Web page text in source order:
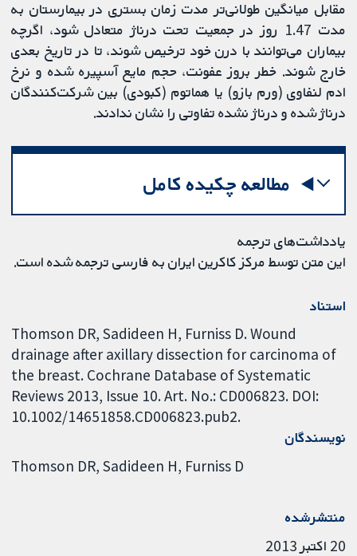
مقابل میانگین طولانی‌تر مدت زمان بستری در بیمارستان به
مدت 1.47 روز در جمعیت تحت درناژ متعادل شود، اگرچه
بیماران می‌توانند با درن خود ترخیص شوند، تا در تاریخ بعدی
خارج شوند. خطر بروز عفونت، حجم مایع آسپیره شده و نرخ
ادم لنفاوی (ورم بازو) یا هماتوم (کبودی) بین شرکت‏‌کنندگان
درناژ شده و درناژ نشده تفاوتی را نشان ندادند.
مطالعه چکیده کامل
یادداشت‌های ترجمه
این متن توسط مرکز کاکرین ایران به فارسی ترجمه شده است.
استناد
Thomson DR, Sadideen H, Furniss D. Wound
drainage after axillary dissection for carcinoma of
the breast. Cochrane Database of Systematic
Reviews 2013, Issue 10. Art. No.: CD006823. DOI:
10.1002/14651858.CD006823.pub2.
نویسندگان
Thomson DR Sadideen H Furniss D
منتشرشده
20 اکتبر 2013